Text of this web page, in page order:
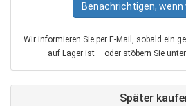
Benachrichtigen,
Wir informieren Sie per E‑Mail, sobald ein
auf Lager ist – oder stöbern Sie
Später